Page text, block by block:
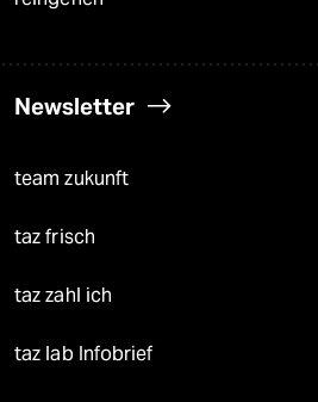
Newsletter
team zukunft
taz frisch
taz zahl ich
taz lab Infobrief